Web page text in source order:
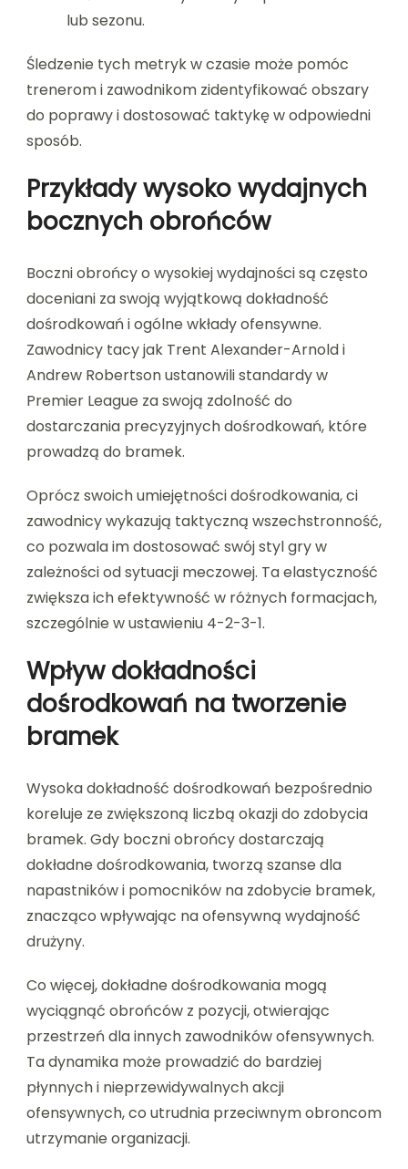
lub sezonu.
Śledzenie tych metryk w czasie może pomóc
trenerom i zawodnikom zidentyfikować obszary
do poprawy i dostosować taktykę w odpowiedni
sposób.
Przykłady wysoko wydajnych
bocznych obrońców
Boczni obrońcy o wysokiej wydajności są często
doceniani za swoją wyjątkową dokładność
dośrodkowań i ogólne wkłady ofensywne.
Zawodnicy tacy jak Trent Alexander-Arnold i
Andrew Robertson ustanowili standardy w
Premier League za swoją zdolność do
dostarczania precyzyjnych dośrodkowań, które
prowadzą do bramek.
Oprócz swoich umiejętności dośrodkowania, ci
zawodnicy wykazują taktyczną wszechstronność,
co pozwala im dostosować swój styl gry w
zależności od sytuacji meczowej. Ta elastyczność
zwiększa ich efektywność w różnych formacjach,
szczególnie w ustawieniu 4-2-3-1.
Wpływ dokładności
dośrodkowań na tworzenie
bramek
Wysoka dokładność dośrodkowań bezpośrednio
koreluje ze zwiększoną liczbą okazji do zdobycia
bramek. Gdy boczni obrońcy dostarczają
dokładne dośrodkowania, tworzą szanse dla
napastników i pomocników na zdobycie bramek,
znacząco wpływając na ofensywną wydajność
drużyny.
Co więcej, dokładne dośrodkowania mogą
wyciągnąć obrońców z pozycji, otwierając
przestrzeń dla innych zawodników ofensywnych.
Ta dynamika może prowadzić do bardziej
płynnych i nieprzewidywalnych akcji
ofensywnych, co utrudnia przeciwnym obroncom
utrzymanie organizacji.